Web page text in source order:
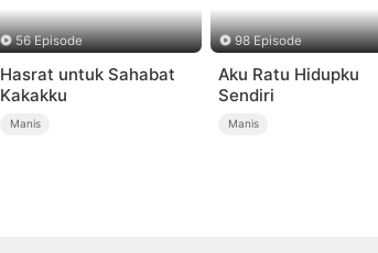
56 Episode
Hasrat untuk Sahabat
Kakakku
Manis
98 Episode
Aku Ratu Hidupku
Sendiri
Manis